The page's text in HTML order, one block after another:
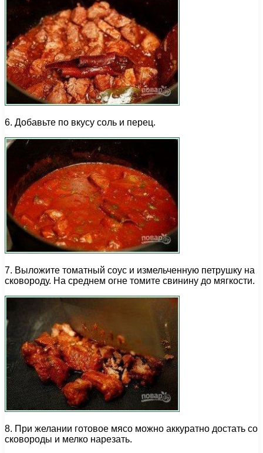
6. Добавьте по вкусу соль и перец.
7. Выложите томатный соус и измельченную петрушку на
сковороду. На среднем огне томите свинину до мягкости.
8. При желании готовое мясо можно аккуратно достать со
сковороды и мелко нарезать.